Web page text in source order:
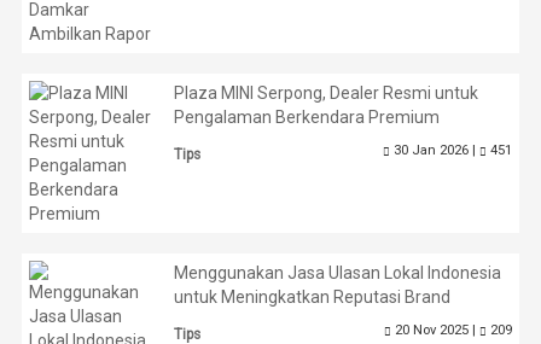
Plaza MINI Serpong, Dealer Resmi untuk
Pengalaman Berkendara Premium
Tips 30 Jan 2026 | 451
Menggunakan Jasa Ulasan Lokal Indonesia
untuk Meningkatkan Reputasi Brand
Tips 20 Nov 2025 | 209